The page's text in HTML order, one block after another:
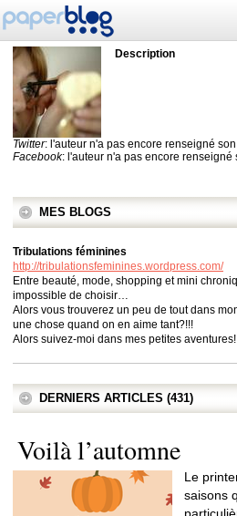
Description
Twitter: l'auteur n'a pas encore renseigné
Facebook: l'auteur n'a pas encore renseigné
MES BLOGS
Tribulations féminines
http://tribulationsfeminines.wordpress.com/
Entre beauté, mode, shopping et mini
impossible de choisir…
Alors vous trouverez un peu de tout dans
une chose quand on en aime tant?!!!
Alors suivez-moi dans mes petites aventures!
DERNIERS ARTICLES (431)
Voilà l’automne
Le
saisons